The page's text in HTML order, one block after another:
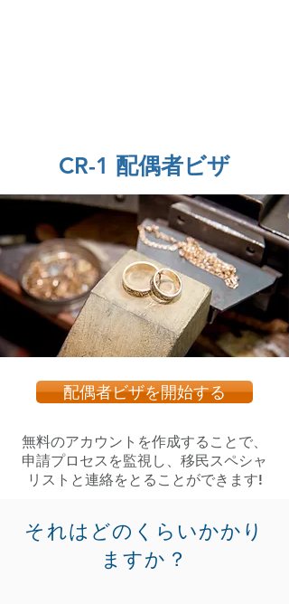
CR-1 配偶者ビザ
配偶者ビザを開始する
無料のアカウントを作成することで、
申請プロセスを監視し、移民スペシャ
リストと連絡をとることができます!
それはどのくらいかかり
ますか？